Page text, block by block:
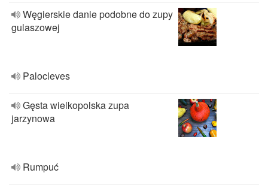
Węgierskie danie podobne do zupy
gulaszowej
Palocleves
Gęsta wielkopolska zupa
jarzynowa
Rumpuć